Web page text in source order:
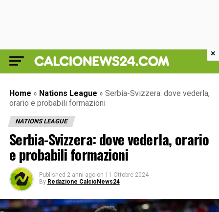
Home » Nations League » Serbia-Svizzera: dove vederla,
orario e probabili formazioni
NATIONS LEAGUE
Serbia-Svizzera: dove vederla, orario
e probabili formazioni
Published 2 anni ago on 11 Ottobre 2024
By Redazione CalcioNews24
×